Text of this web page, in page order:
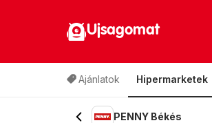
Ujsagomat
Ajánlatok Hipermarketek
PENNY Békés